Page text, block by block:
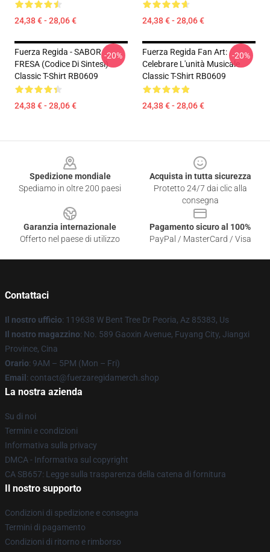
24,38 € - 28,06 € 24,38 € - 28,06 €
Fuerza Regida - SABOR
FRESA (Codice Di Sintesi)
Classic T-Shirt RB0609
24,38 € - 28,06 €
-20%
Fuerza Regida Fan Art:
Celebrare L'unità Musicale
Classic T-Shirt RB0609
24,38 € - 28,06 €
-20%
Spedizione mondiale
Spediamo in oltre 200 paesi
Acquista in tutta sicurezza
Protetto 24/7 dai clic alla
consegna
Garanzia internazionale
Offerto nel paese di utilizzo
Pagamento sicuro al 100%
PayPal / MasterCard / Visa
Contattaci
Il nostro ufficio: 119638 W Bent Tree Dr Peoria, Az 85383, Us
Il nostro magazzino: No. 589 Gaoxin Avenue, Fuyang City, Jiangxi
Province, Cina
Orario: 9AM – 5PM (Mon – Fri)
Email : contact@fuerzaregidamerch.shop
La nostra azienda
Su di noi
Termini e condizioni
Informativa sulla privacy
DMCA - Informativa sul copyright
CA SB657: Legge sulla trasparenza della catena di fornitura
Il nostro supporto
Condizioni di spedizione e consegna
Termini di pagamento
Condizioni di ritorno e rimborso